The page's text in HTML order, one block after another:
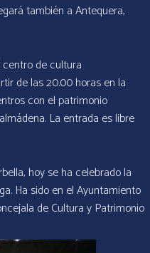
también a Antequera,
de cultura
de las 20.00 horas en la
con el patrimonio
La entrada es libre
hoy se ha celebrado la
Ha sido en el Ayuntamiento
de Cultura y Patrimonio